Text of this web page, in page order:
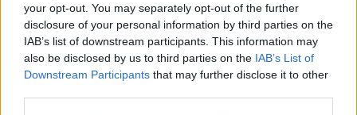
your opt-out. You may separately opt-out of the further
disclosure of your personal information by third parties on the
IAB’s list of downstream participants. This information may
also be disclosed by us to third parties on the IAB’s List of
Downstream Participants that may further disclose it to other
wellness diLa Prairieoperano come parti di un
sistema votato al lusso. Gli spazi guidano il
movimento, la cucina definisce tempi e rituali, mentre
la spa chiude il ciclo con un lavoro puntuale sul